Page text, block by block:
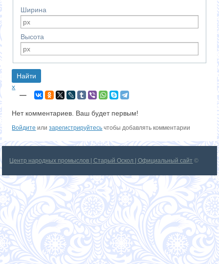
Ширина
Высота
x
—
Нет комментариев. Ваш будет первым!
Войдите илизарегистрируйтесь чтобы добавлять комментарии
Центр народных промыслов | Старый Оскол | Официальный сайт ©
2026